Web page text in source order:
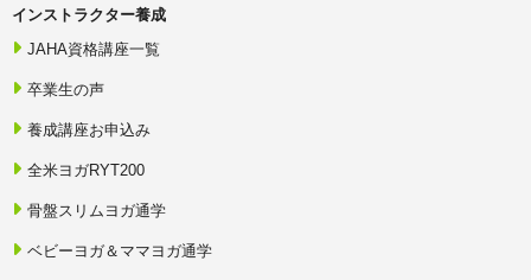
インストラクター養成
JAHA資格講座一覧
卒業生の声
養成講座お申込み
全米ヨガRYT200
骨盤スリムヨガ通学
ベビーヨガ＆ママヨガ通学